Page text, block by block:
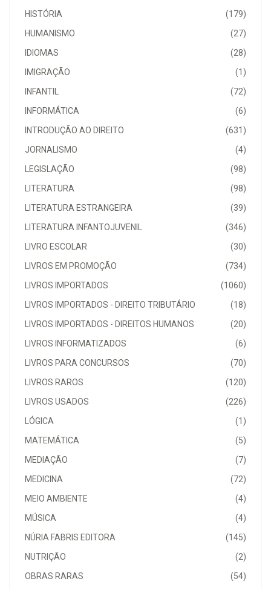
(179)
HISTÓRIA
(27)
HUMANISMO
(28)
IDIOMAS
(1)
IMIGRAÇÃO
(72)
INFANTIL
(6)
INFORMÁTICA
(631)
INTRODUÇÃO AO DIREITO
(4)
JORNALISMO
(98)
LEGISLAÇÃO
(98)
LITERATURA
(39)
LITERATURA ESTRANGEIRA
(346)
LITERATURA INFANTOJUVENIL
(30)
LIVRO ESCOLAR
(734)
LIVROS EM PROMOÇÃO
(1060)
LIVROS IMPORTADOS
(18)
LIVROS IMPORTADOS - DIREITO TRIBUTÁRIO
(20)
LIVROS IMPORTADOS - DIREITOS HUMANOS
(6)
LIVROS INFORMATIZADOS
(70)
LIVROS PARA CONCURSOS
(120)
LIVROS RAROS
(226)
LIVROS USADOS
(1)
LÓGICA
(5)
MATEMÁTICA
(7)
MEDIAÇÃO
(72)
MEDICINA
(4)
MEIO AMBIENTE
(4)
MÚSICA
(145)
NÚRIA FABRIS EDITORA
(2)
NUTRIÇÃO
(54)
OBRAS RARAS